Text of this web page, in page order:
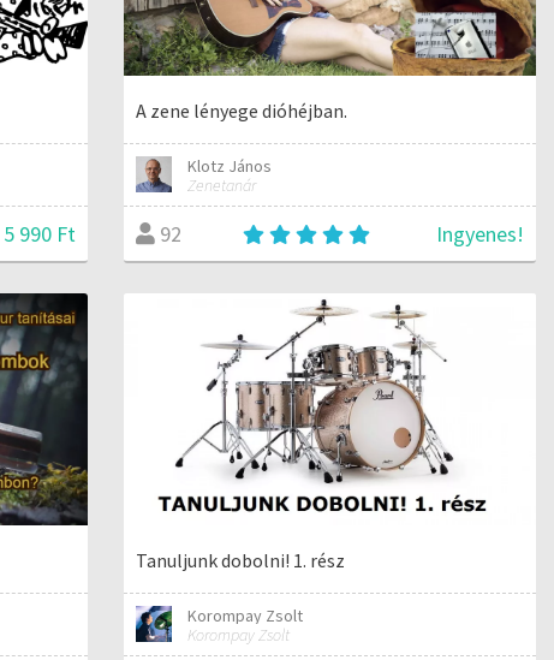
5 990 Ft
A zene lényege dióhéjban.
Klotz János
Zenetanár
92 Ingyenes!
Tanuljunk dobolni! 1. rész
Korompay Zsolt
Korompay Zsolt